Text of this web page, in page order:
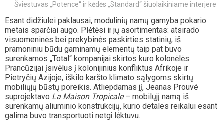
Šviestuvas „Potence“ ir kėdės „Standard“ šiuolaikiniame interjere
Esant didžiulei paklausai, modulinių namų gamyba pokario
metais sparčiai augo. Plėtėsi ir jų asortimentas: atsirado
visuomeninės bei prekybinės paskirties statinių, iš
pramoniniu būdu gaminamų elementų taip pat buvo
surenkamos „Total“ kompanijai skirtos kuro kolonėlės.
Prancūzijai įsivėlus į kolonijinius konfliktus Afrikoje ir
Pietryčių Azijoje, iškilo karšto klimato sąlygoms skirtų
mobiliųjų būstų poreikis. Atliepdamas jį, Jeanas Prouvé
suprojektavo La Maison Tropicale– mobilųjį namą iš
surenkamų aliuminio konstrukcijų, kurio detales reikalui esant
galima buvo transportuoti netgi lėktuvu.